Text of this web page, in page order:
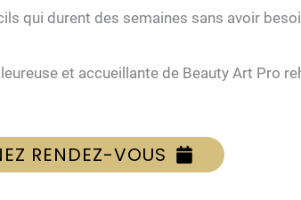
qui durent des semaines sans avoir
et accueillante de Beauty Art Pro
RENDEZ-VOUS